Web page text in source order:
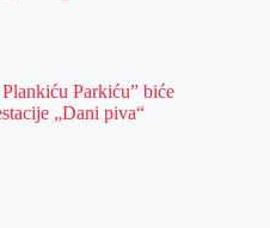
Parkiću” biće
„Dani piva“